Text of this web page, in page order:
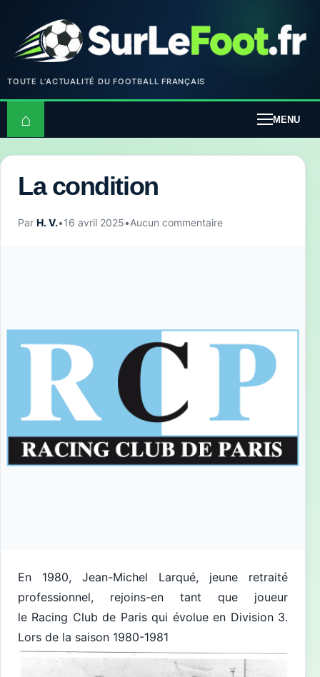
TOUTE L’ACTUALITÉ DU FOOTBALL FRANÇAIS
⌂ MENU
La condition
Par H. V.•16 avril 2025•Aucun commentaire
En 1980, Jean-Michel Larqué, jeune retraité
professionnel, rejoins-en tant que joueur
le Racing Club de Paris qui évolue en Division 3.
Lors de la saison 1980-1981